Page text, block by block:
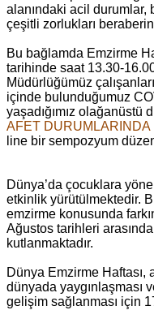
alanındaki acil
çeşitli zorlukları
Bu bağlamda Emzirme
tarihinde saat 13.30-
Müdürlüğümüz
içinde bulunduğumuz
yaşadığımız olağanüstü
AFET DURUMLARINDA
line bir sempozyum
Dünya’da çocuklara
etkinlik yürütülmektedir.
emzirme konusunda
Ağustos tarihleri
kutlanmaktadır.
Dünya Emzirme
dünyada yaygınlaşması
gelişim sağlanması için